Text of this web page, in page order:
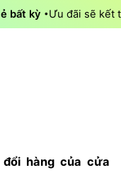
bất kỳ Ưu đãi sẽ kết
hàng của cửa